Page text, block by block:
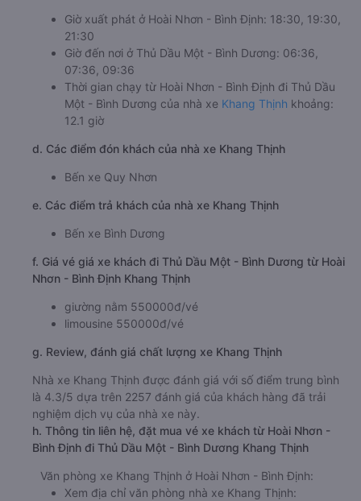
Giờ xuất phát ở Hoài Nhơn - Bình Định: 18:30, 19:30,
21:30
Giờ đến nơi ở Thủ Dầu Một - Bình Dương: 06:36,
07:36, 09:36
Thời gian chạy từ Hoài Nhơn - Bình Định đi Thủ Dầu
Một - Bình Dương của nhà xe Khang Thịnh khoảng:
12.1 giờ
d. Các điểm đón khách của nhà xe Khang Thịnh
Bến xe Quy Nhơn
e. Các điểm trả khách của nhà xe Khang Thịnh
Bến xe Bình Dương
f. Giá vé giá xe khách đi Thủ Dầu Một - Bình Dương từ Hoài
Nhơn - Bình Định Khang Thịnh
giường nằm 550000đ/vé
limousine 550000đ/vé
g. Review, đánh giá chất lượng xe Khang Thịnh
Nhà xe Khang Thịnh được đánh giá với số điểm trung bình
là 4.3/5 dựa trên 2257 đánh giá của khách hàng đã trải
nghiệm dịch vụ của nhà xe này.
h. Thông tin liên hệ, đặt mua vé xe khách từ Hoài Nhơn -
Bình Định đi Thủ Dầu Một - Bình Dương Khang Thịnh
Văn phòng xe Khang Thịnh ở Hoài Nhơn - Bình Định:
Xem địa chỉ văn phòng nhà xe Khang Thịnh: